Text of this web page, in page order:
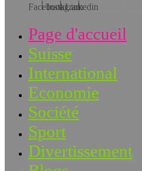
Téléchargez l’app!
Page d'accueil
Suisse
International
Economie
Société
Sport
Divertissement